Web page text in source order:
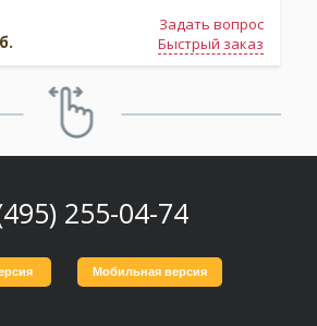
Задать вопрос
Быстрый заказ
255-04-74
Мобильная версия